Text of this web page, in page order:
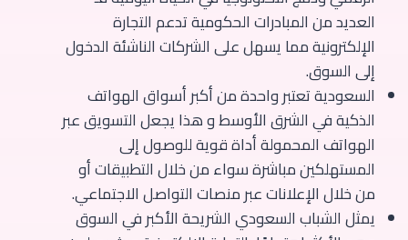
العديد من المبادرات الحكومية تدعم التجارة
الإلكترونية مما يسهل على الشركات الناشئة الدخول
إلى السوق.
السعودية تعتبر واحدة من أكبر أسواق الهواتف
الذكية في الشرق الأوسط و هذا يجعل التسويق عبر
الهواتف المحمولة أداة قوية للوصول إلى
المستهلكين مباشرة سواء من خلال التطبيقات أو
من خلال الإعلانات عبر منصات التواصل الاجتماعي.
يمثل الشباب السعودي الشريحة الأكبر في السوق